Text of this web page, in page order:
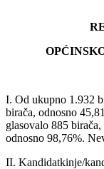
I. Od ukupno 1.932
birača, odnosno
glasovalo 885
odnosno 98,76%.
II. Kandidatkinje/